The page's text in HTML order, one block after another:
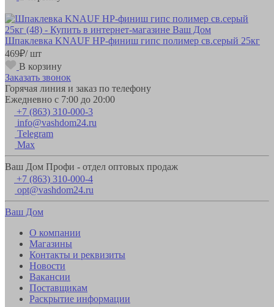
Шпаклевка KNAUF HP-финиш гипс полимер св.серый 25кг
469₽/ шт
В корзину
Заказать звонок
Горячая линия и заказ по телефону
Ежедневно с 7:00 до 20:00
+7 (863) 310-000-3
info@vashdom24.ru
Telegram
Max
Ваш Дом Профи - отдел оптовых продаж
+7 (863) 310-000-4
opt@vashdom24.ru
Ваш Дом
О компании
Магазины
Контакты и реквизиты
Новости
Вакансии
Поставщикам
Раскрытие информации